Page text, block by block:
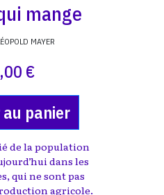
mange
MAYER
€
panier
de la population
dans les
qui ne sont pas
agricole.